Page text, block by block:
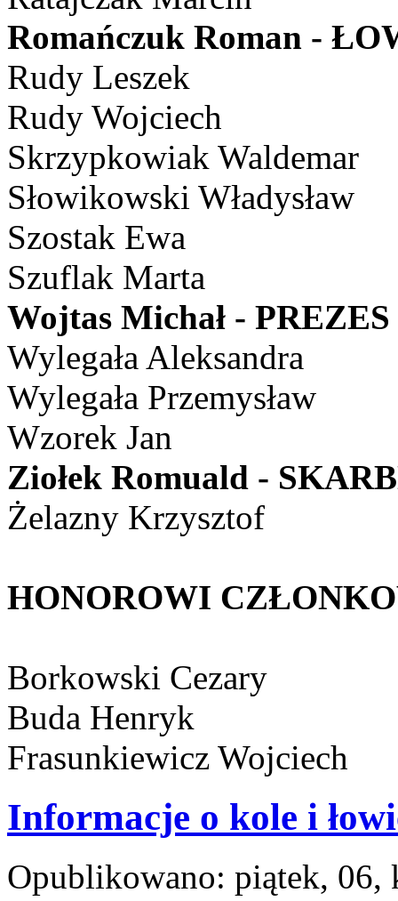
Romańczuk Roman -
Rudy Leszek
Rudy Wojciech
Skrzypkowiak Waldemar
Słowikowski Władysław
Szostak Ewa
Szuflak Marta
Wojtas Michał - PREZES
Wylegała Aleksandra
Wylegała Przemysław
Wzorek Jan
Ziołek Romuald -
Żelazny Krzysztof
HONOROWI
Borkowski Cezary
Buda Henryk
Frasunkiewicz Wojciech
Informacje o kole i
Opublikowano: piątek, 06,